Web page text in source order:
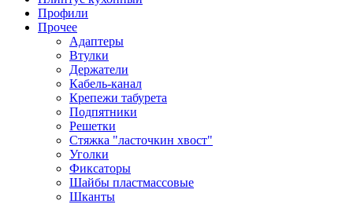
Профили
Прочее
Адаптеры
Втулки
Держатели
Кабель-канал
Крепежи табурета
Подпятники
Решетки
Стяжка "ласточкин хвост"
Уголки
Фиксаторы
Шайбы пластмассовые
Шканты